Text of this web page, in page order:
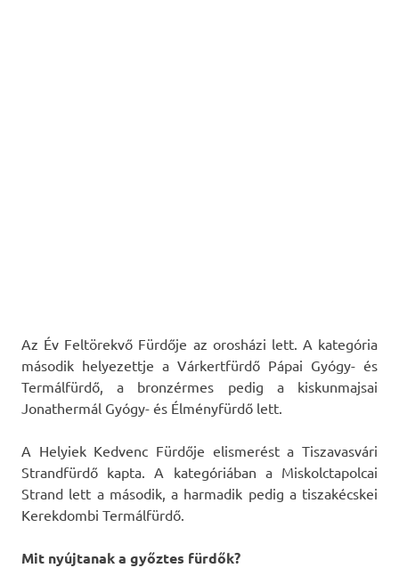
Az Év Feltörekvő Fürdője az orosházi lett. A kategória
második helyezettje a Várkertfürdő Pápai Gyógy- és
Termálfürdő, a bronzérmes pedig a kiskunmajsai
Jonathermál Gyógy- és Élményfürdő lett.
A Helyiek Kedvenc Fürdője elismerést a Tiszavasvári
Strandfürdő kapta. A kategóriában a Miskolctapolcai
Strand lett a második, a harmadik pedig a tiszakécskei
Kerekdombi Termálfürdő.
Mit nyújtanak a győztes fürdők?